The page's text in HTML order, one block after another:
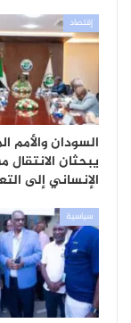
إقتصاد
السودان والأمم
يبحثان الانتقال
الإنساني إلى
سياسية